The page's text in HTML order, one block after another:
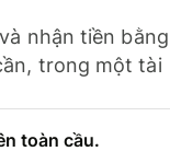
nhận tiền bằng
trong một tài
toàn cầu.